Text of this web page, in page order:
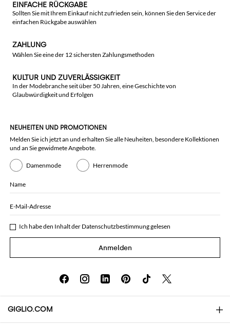
EINFACHE RÜCKGABE
Sollten Sie mit Ihrem Einkauf nicht zufrieden sein, können Sie den Service der
einfachen Rückgabe auswählen
ZAHLUNG
Wählen Sie eine der 12 sichersten Zahlungsmethoden
KULTUR UND ZUVERLÄSSIGKEIT
In der Modebranche seit über 50 Jahren, eine Geschichte von
Glaubwürdigkeit und Erfolgen
NEUHEITEN UND PROMOTIONEN
Melden Sie ich jetzt an und erhalten Sie alle Neuheiten, besondere Kollektionen
und an Sie gewidmete Angebote.
Damenmode Herrenmode
Name
E-Mail-Adresse
Ich habe den Inhalt der Datenschutzbestimmunggelesen
Anmelden
GIGLIO.COM